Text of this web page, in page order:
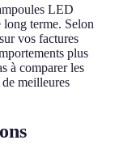
LED
terme. Selon
vos factures
plus
à comparer les
meilleures